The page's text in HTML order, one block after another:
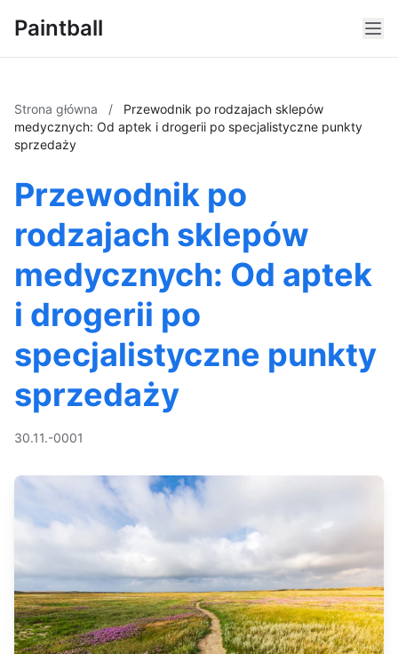
Paintball
Strona główna /
Przewodnik po rodzajach sklepów
medycznych: Od aptek i drogerii po specjalistyczne punkty
sprzedaży
Przewodnik po
rodzajach sklepów
medycznych: Od aptek
i drogerii po
specjalistyczne punkty
sprzedaży
30.11.-0001